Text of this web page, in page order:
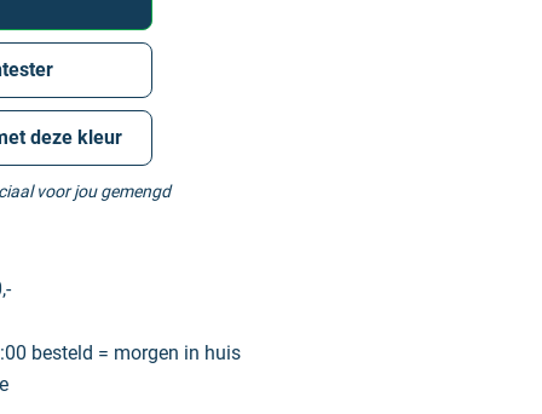
deze kleur
voor jou gemengd
besteld = morgen in huis